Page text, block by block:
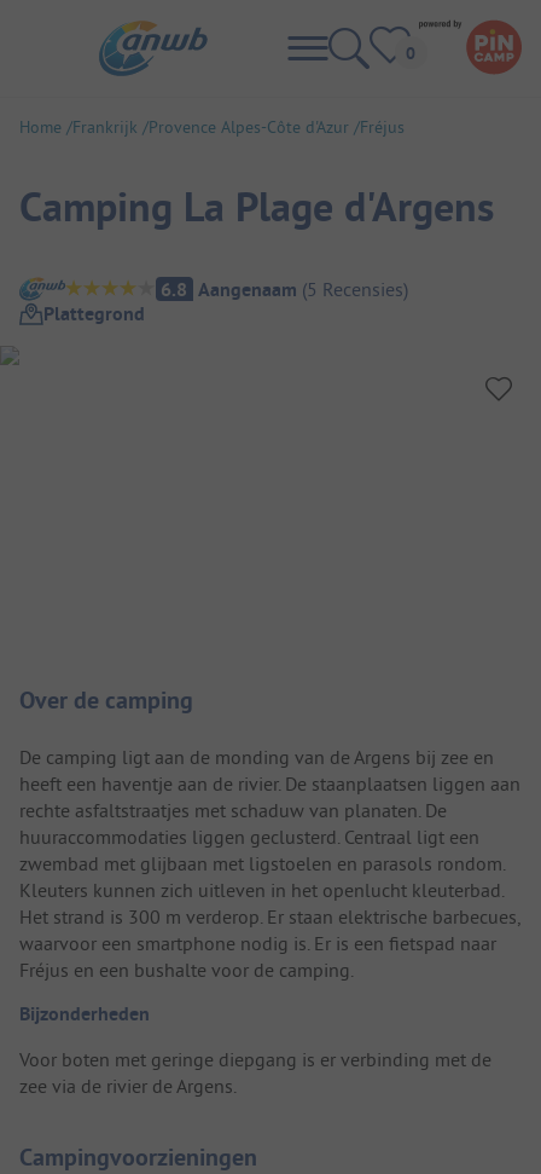
Home Frankrijk Provence Alpes-Côte d'Azur Fréjus
Camping La Plage d'Argens
Camping overzicht
6.8 Aangenaam (5 Recensies)
Plattegrond
Over de camping
De camping ligt aan de monding van de Argens bij zee en
heeft een haventje aan de rivier. De staanplaatsen liggen aan
rechte asfaltstraatjes met schaduw van planaten. De
huuraccommodaties liggen geclusterd. Centraal ligt een
zwembad met glijbaan met ligstoelen en parasols rondom.
Kleuters kunnen zich uitleven in het openlucht kleuterbad.
Het strand is 300 m verderop. Er staan elektrische barbecues,
waarvoor een smartphone nodig is. Er is een fietspad naar
Fréjus en een bushalte voor de camping.
Bijzonderheden
Voor boten met geringe diepgang is er verbinding met de
zee via de rivier de Argens.
Campingvoorzieningen